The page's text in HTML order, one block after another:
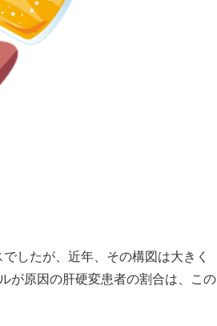
したが、近年、その構図は大きく
が原因の肝硬変患者の割合は、この